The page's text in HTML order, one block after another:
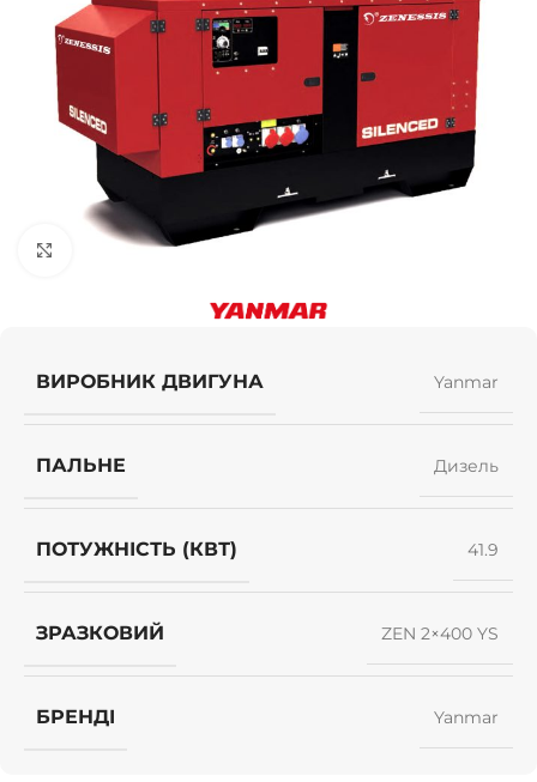
Клацніть, щоб збільшити
ВИРОБНИК ДВИГУНА Yanmar
ПАЛЬНЕ Дизель
ПОТУЖНІСТЬ (КВТ) 41.9
ЗРАЗКОВИЙ ZEN 2×400 YS
БРЕНДІ Yanmar